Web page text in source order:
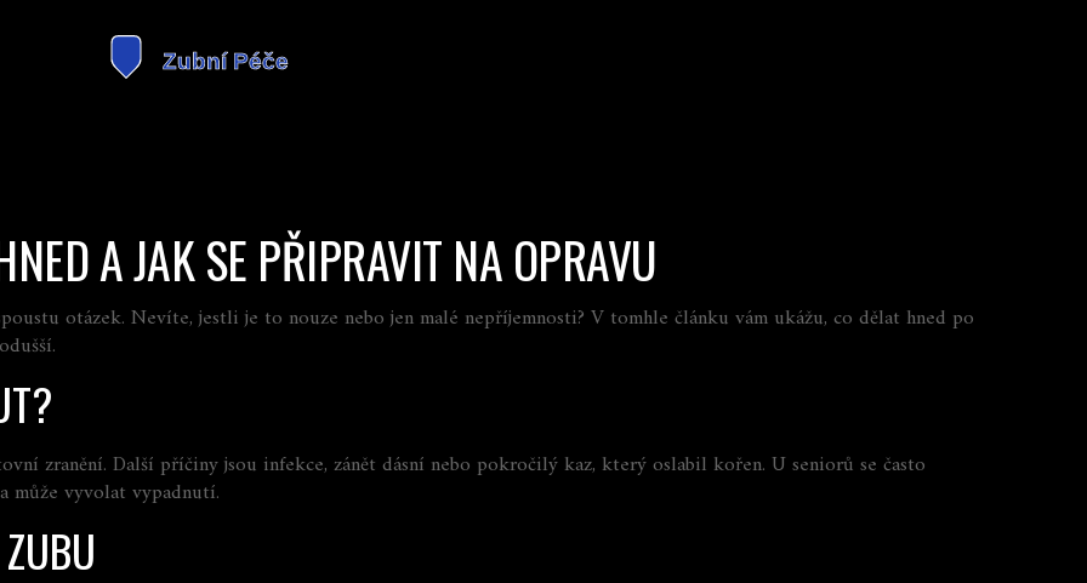
A JAK SE PŘIPRAVIT NA OPRAVU
otázek. Nevíte, jestli je to nouze nebo jen malé nepříjemnosti? V tomhle článku vám ukážu, co dělat hned po
zranění. Další příčiny jsou infekce, zánět dásní nebo pokročilý kaz, který oslabil kořen. U seniorů se často
může vyvolat vypadnutí.